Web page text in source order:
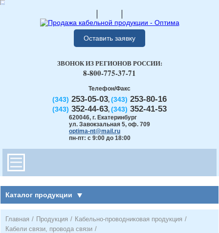
Оставить заявку
Телефон/Факс
(343) 253-05-03, (343) 253-80-16
(343) 352-44-63, (343) 352-41-53
620046, г. Екатеринбург
ул. Завокзальная 5, оф. 709
optima-nt@mail.ru
пн-пт: с 9:00 до 18:00
ЗВОНОК ИЗ РЕГИОНОВ РОССИИ:
8-800-775-37-71
Каталог продукции
Главная / Продукция / Кабельно-проводниковая продукция /
Кабели связи, провода связи /